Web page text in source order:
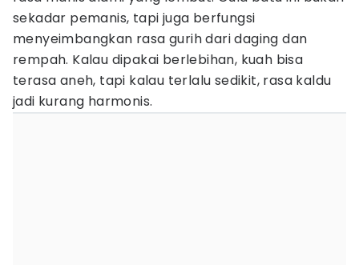
sekadar pemanis, tapi juga berfungsi
menyeimbangkan rasa gurih dari daging dan
rempah. Kalau dipakai berlebihan, kuah bisa
terasa aneh, tapi kalau terlalu sedikit, rasa kaldu
jadi kurang harmonis.